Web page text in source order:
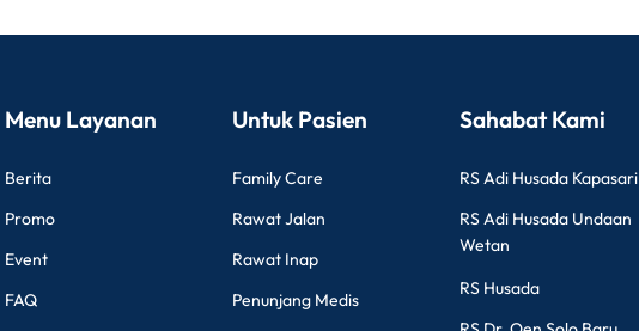
Menu Layanan
Berita
Promo
Event
FAQ
Untuk Pasien
Family Care
Rawat Jalan
Rawat Inap
Penunjang Medis
Sahabat Kami
RS Adi Husada Kapasari
RS Adi Husada Undaan
Wetan
RS Husada